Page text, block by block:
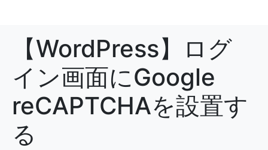
【WordPress】ログ
イン画面にGoogle
reCAPTCHAを設置す
る